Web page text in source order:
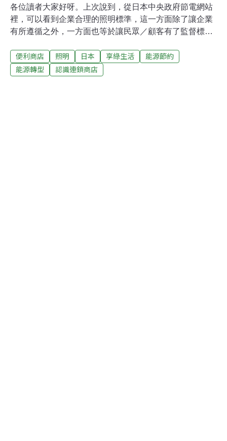
各位讀者大家好呀。上次說到，從日本中央政府節電網站
裡，可以看到企業合理的照明標準，這一方面除了讓企業
有所遵循之外，一方面也等於讓民眾／顧客有了監督標
氣開太強了」之後，也知道標準在哪怎麼糾正，而現在在
照明上也比較有個標準了。今天要介紹的是，日本環保團
便利商店 照明 日本 享綠生活
能源節約
能源轉型
認識連鎖商店